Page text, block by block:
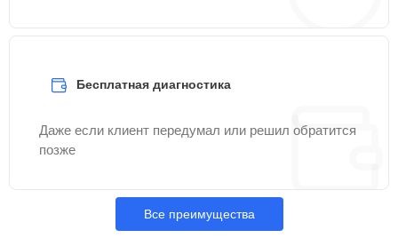
Бесплатная диагностика
Даже если клиент передумал или решил обратится
позже
Все преимущества